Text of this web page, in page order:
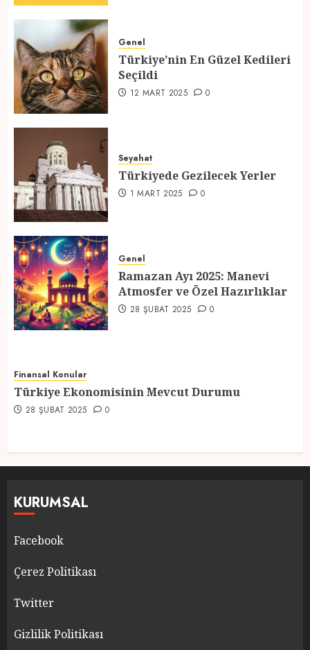
3
Seçildi
12 MART 2025 0
4
1 MART 2025
5
Atmosfer ve Özel Hazırlıklar
28 ŞUBAT 2025 0
Genel
Türkiye’nin En Güzel Kedileri
Seçildi
12 MART 2025 0
Seyahat
Türkiyede Gezilecek Yerler
1 MART 2025 0
Genel
Ramazan Ayı 2025: Manevi
Atmosfer ve Özel Hazırlıklar
28 ŞUBAT 2025 0
Finansal Konular
Türkiye Ekonomisinin Mevcut Durumu
28 ŞUBAT 2025 0
KURUMSAL
Facebook
Çerez Politikası
Twitter
Gizlilik Politikası